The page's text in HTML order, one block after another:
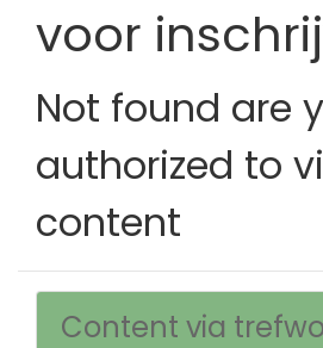
voor
Not found are
authorized to
content
Content via